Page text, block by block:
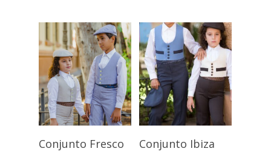
Seleccionar
Conjunto Fresco
Seleccionar
Conjunto Ibiza